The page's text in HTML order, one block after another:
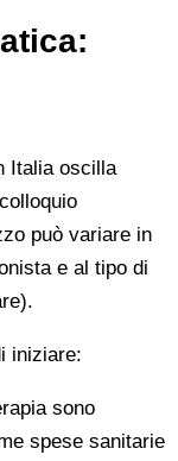
Italia oscilla
può variare in
e al tipo di
iniziare:
sono
spese sanitarie